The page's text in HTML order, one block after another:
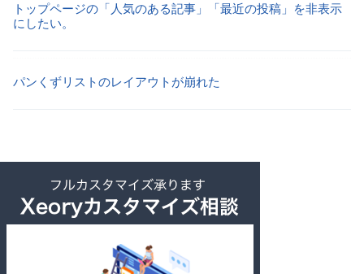
トップページの「人気のある記事」「最近の投稿」を非表示
にしたい。
パンくずリストのレイアウトが崩れた